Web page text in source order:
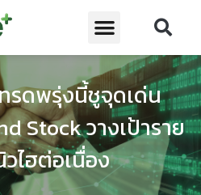
รดพรุ่งนี้ชูจุดเด่น
Stock วางเป้าราย
วไฮต่อเนื่อง